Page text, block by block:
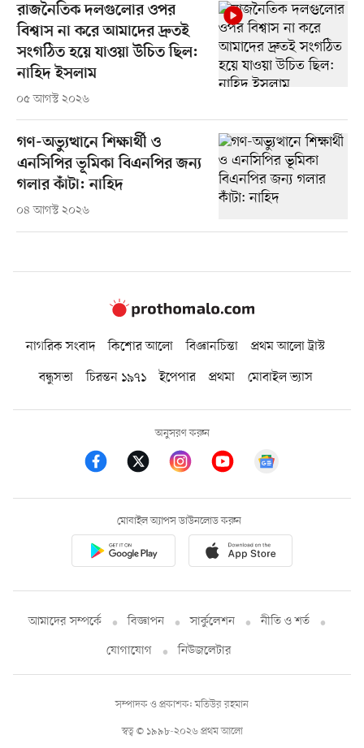
রাজনৈতিক দলগুলোর ওপর
বিশ্বাস না করে আমাদের দ্রুতই
সংগঠিত হয়ে যাওয়া উচিত ছিল:
নাহিদ ইসলাম
০৫ আগস্ট ২০২৬
গণ-অভ্যুত্থানে শিক্ষার্থী ও
এনসিপির ভূমিকা বিএনপির জন্য
গলার কাঁটা: নাহিদ
০৪ আগস্ট ২০২৬
নাগরিক সংবাদ কিশোর আলো বিজ্ঞানচিন্তা
প্রথম আলো ট্রাস্ট
বন্ধুসভা
চিরন্তন ১৯৭১ ইপেপার প্রথমা মোবাইল ভ্যাস
অনুসরণ করুন
মোবাইল অ্যাপস ডাউনলোড করুন
আমাদের সম্পর্কে বিজ্ঞাপন সার্কুলেশন
নীতি ও শর্ত
যোগাযোগ
নিউজলেটার
স্বত্ব © ১৯৯৮-২০২৬ প্রথম আলো
সম্পাদক ও প্রকাশক: মতিউর রহমান